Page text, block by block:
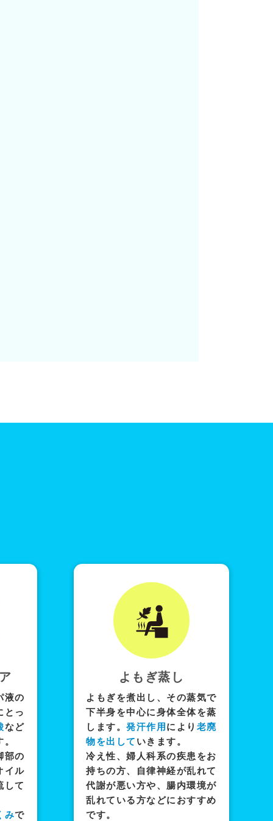
液の
とっ
など
部の
イル
して
みで
よもぎ蒸し
よもぎを煮出し、その蒸気で
下半身を中心に身体全体を蒸
します。 発汗作用 により 老廃
物を出して いきます。
冷え性、婦人科系の疾患をお
持ちの方、自律神経が乱れて
代謝が悪い方や、腸内環境が
乱れている方などにおすすめ
です。